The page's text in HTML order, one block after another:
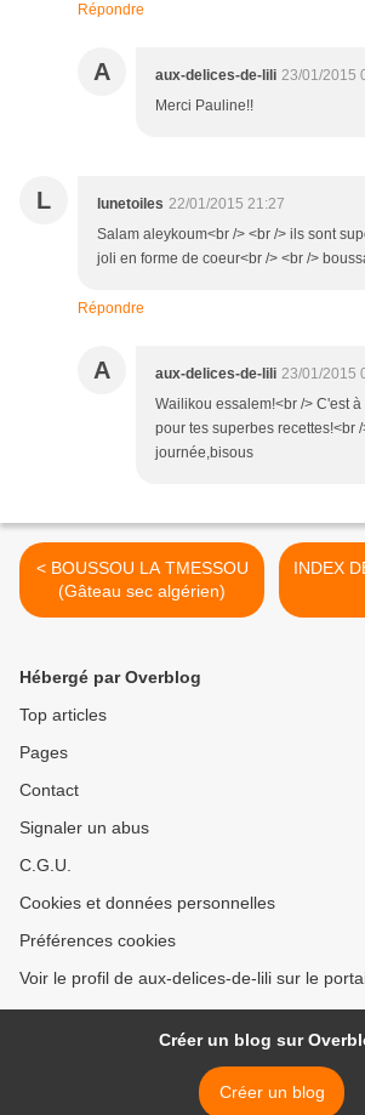
Répondre
A aux-delices-de-lili 23/01/2015
Merci Pauline!!
L lunetoiles 22/01/2015 21:27
Salam aleykoum<br /> <br /> ils sont
joli en forme de coeur<br /> <br />
Répondre
A aux-delices-de-lili 23/01/2015
Wailikou essalem!<br /> C'est
pour tes superbes recettes!<br
journée,bisous
< BOUSSOU LA TMESSOU
(Gâteau sec algérien)
INDEX
Hébergé par Overblog
Top articles
Pages
Contact
Signaler un abus
C.G.U.
Cookies et données personnelles
Préférences cookies
Voir le profil de aux-delices-de-lili sur le
Créer un blog sur
Créer un blog